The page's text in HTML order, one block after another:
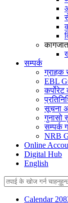
कागजात
सम्पर्क
ग्राहक
EBL
कर्पोरेट
सूचना
गुनासो
सम्पर्क
NRB
Online
Digital Hub
English
Calendar